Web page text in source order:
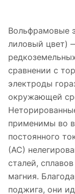
Вольфрамовые
лиловый цвет)
сравнении с
электроды
окружающей
применимы во
постоянного
(АС)
сталей,
магния.
поджига, они